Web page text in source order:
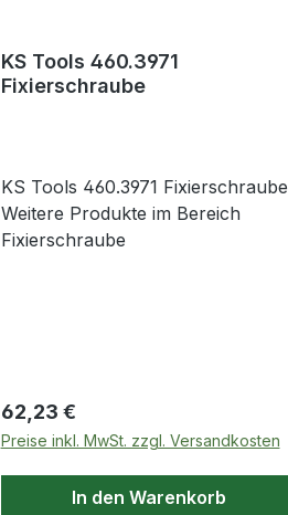
KS Tools 460.3971
Fixierschraube
KS Tools 460.3971 Fixierschraube
Weitere Produkte im Bereich
Fixierschraube
Regulärer Preis:
62,23 €
Preise inkl. MwSt. zzgl. Versandkosten
In den Warenkorb